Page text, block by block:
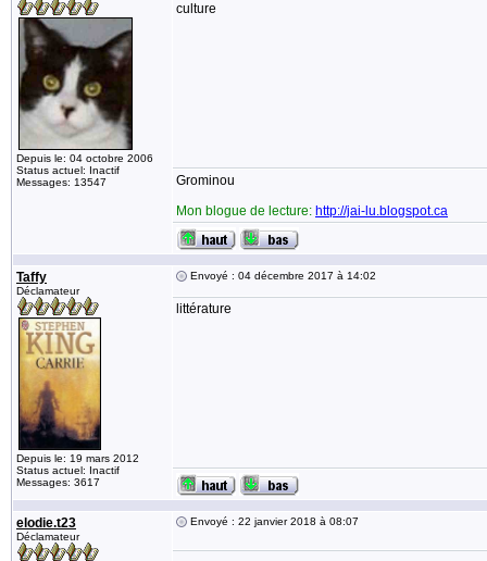
Depuis le: 04 octobre 2006
Status actuel: Inactif
Messages: 13547
culture
Grominou
Mon blogue de lecture: http://jai-lu.blogspot.ca
Taffy
Déclamateur
Depuis le: 19 mars 2012
Status actuel: Inactif
Messages: 3617
Envoyé : 04 décembre 2017 à 14:02
littérature
elodie.t23
Déclamateur
Envoyé : 22 janvier 2018 à 08:07